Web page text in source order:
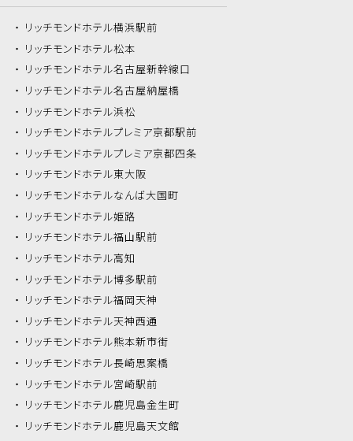
リッチモンドホテル横浜駅前
リッチモンドホテル松本
リッチモンドホテル名古屋新幹線口
リッチモンドホテル名古屋納屋橋
リッチモンドホテル浜松
リッチモンドホテルプレミア京都駅前
リッチモンドホテルプレミア京都四条
リッチモンドホテル東大阪
リッチモンドホテルなんば大国町
リッチモンドホテル姫路
リッチモンドホテル福山駅前
リッチモンドホテル高知
リッチモンドホテル博多駅前
リッチモンドホテル福岡天神
リッチモンドホテル天神西通
リッチモンドホテル熊本新市街
リッチモンドホテル長崎思案橋
リッチモンドホテル宮崎駅前
リッチモンドホテル鹿児島金生町
リッチモンドホテル鹿児島天文館